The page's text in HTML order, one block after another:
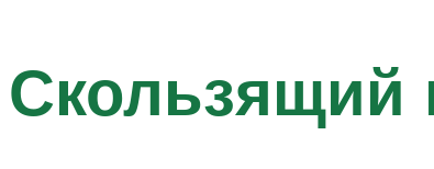
Скользящий